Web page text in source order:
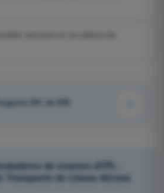
361 de 650
de examen ATPL -
Transporte de Líneas Aéreas